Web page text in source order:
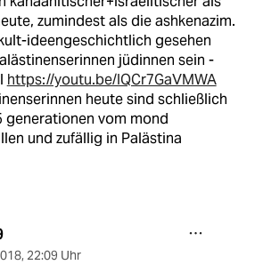
zumindest als die ashkenazim.
ideengeschichtlich gesehen
jüdinnen sein -
https://youtu.be/IQCr7GaVMWA
heute sind schließlich
generationen vom mond
und zufällig in Palästina
, 22:09 Uhr